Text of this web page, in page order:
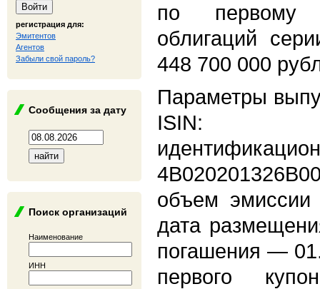
регистрация для:
Эмитентов
Агентов
Забыли свой пароль?
Сообщения за дату
Поиск организаций
Наименование
ИНН
по первому
облигаций
448 700 000
Параметры
ISIN:
объем
дата
погашения —
первого